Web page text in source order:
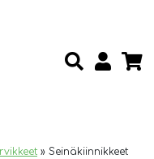
» Seinäkiinnikkeet